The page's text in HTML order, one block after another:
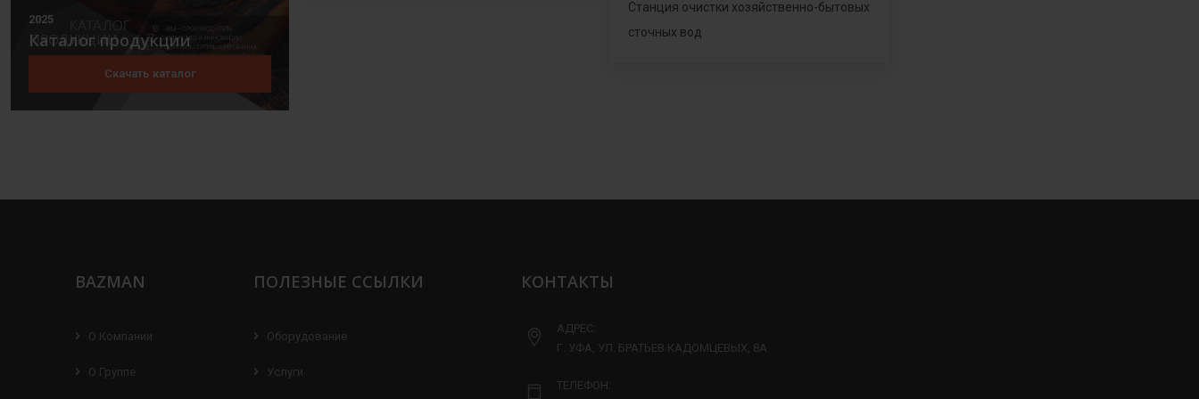
2025
Каталог продукции
Скачать каталог
Станция очистки хозяйственно-бытовых
сточных вод
BAZMAN
О Компании
О Группе
ПОЛЕЗНЫЕ ССЫЛКИ
Оборудование
Услуги
КОНТАКТЫ
АДРЕС:
Г. УФА, УЛ. БРАТЬЕВ КАДОМЦЕВЫХ, 8А
ТЕЛЕФОН: